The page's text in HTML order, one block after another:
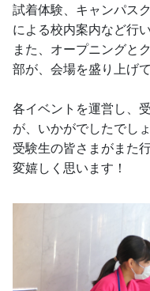
試着体験、キャンパス
による校内案内など行い
また、オープニングと
部が、会場を盛り上げ
各イベントを運営し、
が、いかがでしたでし
受験生の皆さまがまた
変嬉しく思います！